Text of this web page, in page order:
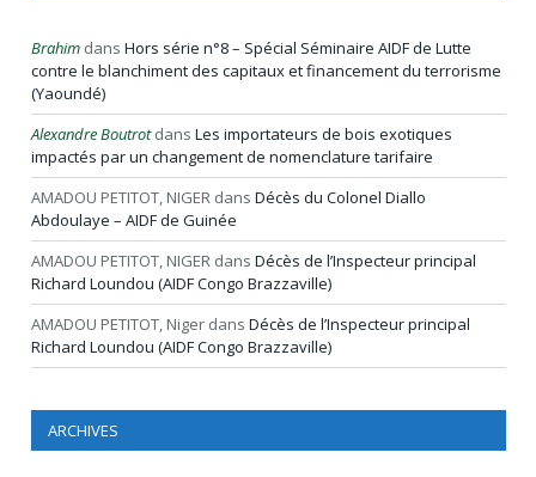
Brahim dans Hors série n°8 – Spécial Séminaire AIDF de Lutte
contre le blanchiment des capitaux et financement du terrorisme
(Yaoundé)
Alexandre Boutrotdans Les importateurs de bois exotiques
impactés par un changement de nomenclature tarifaire
AMADOU PETITOT, NIGER dans Décès du Colonel Diallo
Abdoulaye – AIDF de Guinée
AMADOU PETITOT, NIGER dans Décès de l’Inspecteur principal
Richard Loundou (AIDF Congo Brazzaville)
AMADOU PETITOT, Niger dans Décès de l’Inspecteur principal
Richard Loundou (AIDF Congo Brazzaville)
ARCHIVES